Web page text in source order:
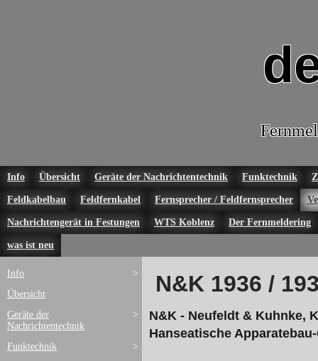
Info Übersicht Geräte der Nachrichtentechnik Funktechnik
Feldkabelbau Feldfernkabel Fernsprecher / Feldfernsprecher
Nachrichtengerät in Festungen WTS Koblenz Der Fernmeldering
was ist neu
>
Info
Übersicht
>
Geräte der
Nachrichtentechnik
>
Funktechnik
N&K 1936 /
N&K - Neufeldt & Kuhnke,
Hanseatische